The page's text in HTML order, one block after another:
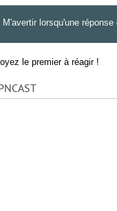
M'avertir lorsqu'une
le premier à réagir !